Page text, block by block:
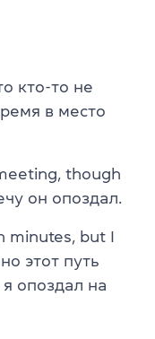
кто-то не
в место
though
он опоздал.
minutes, but I
этот путь
опоздал на